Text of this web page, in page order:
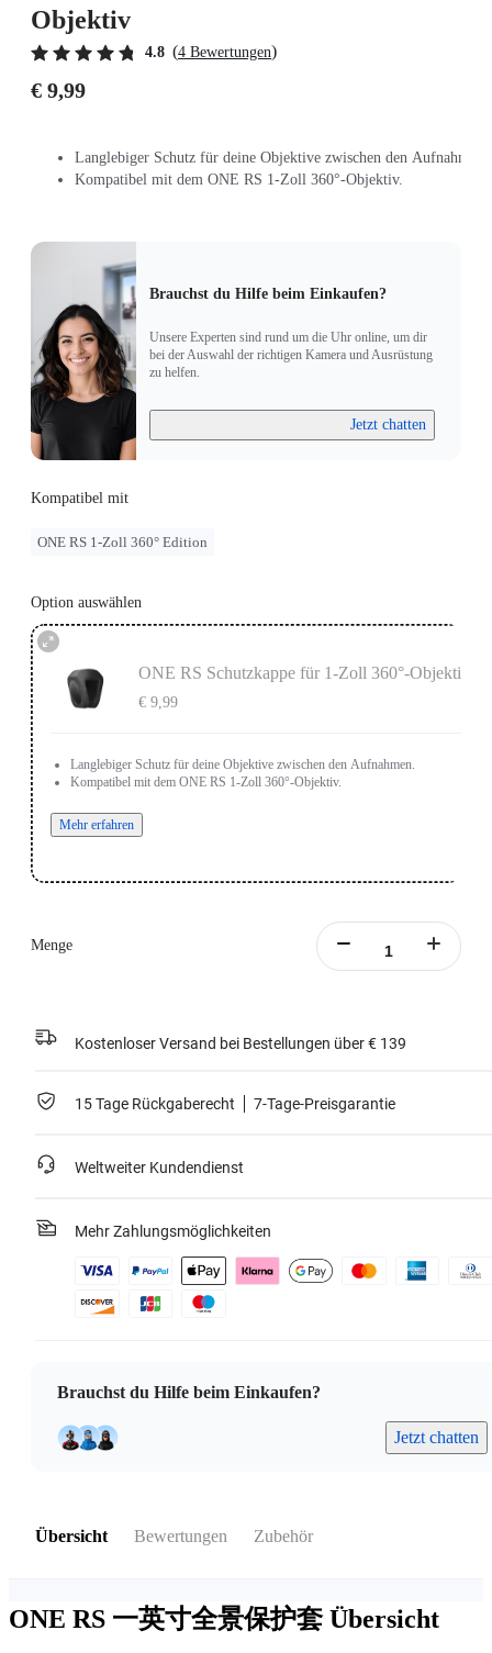
Objektiv
4.8 (4 Bewertungen)
€ 9,99
Langlebiger Schutz für deine Objektive zwischen den Aufnahmen.
Kompatibel mit dem ONE RS 1-Zoll 360°-Objektiv.
Brauchst du Hilfe beim Einkaufen?
Unsere Experten sind rund um die Uhr online, um dir
bei der Auswahl der richtigen Kamera und Ausrüstung
zu helfen.
Jetzt chatten
Kompatibel mit
ONE RS 1-Zoll 360° Edition
Option auswählen
ONE RS Schutzkappe für 1-Zoll 360°-Objektiv
€ 9,99
Langlebiger Schutz für deine Objektive zwischen den Aufnahmen.
Kompatibel mit dem ONE RS 1-Zoll 360°-Objektiv.
Mehr erfahren
Menge
Kostenloser Versand bei Bestellungen über € 139
15 Tage Rückgaberecht 7-Tage-Preisgarantie
Weltweiter Kundendienst
Mehr Zahlungsmöglichkeiten
Brauchst du Hilfe beim Einkaufen?
Jetzt chatten
Übersicht Bewertungen Zubehör
ONE RS 一英寸全景保护套Übersicht